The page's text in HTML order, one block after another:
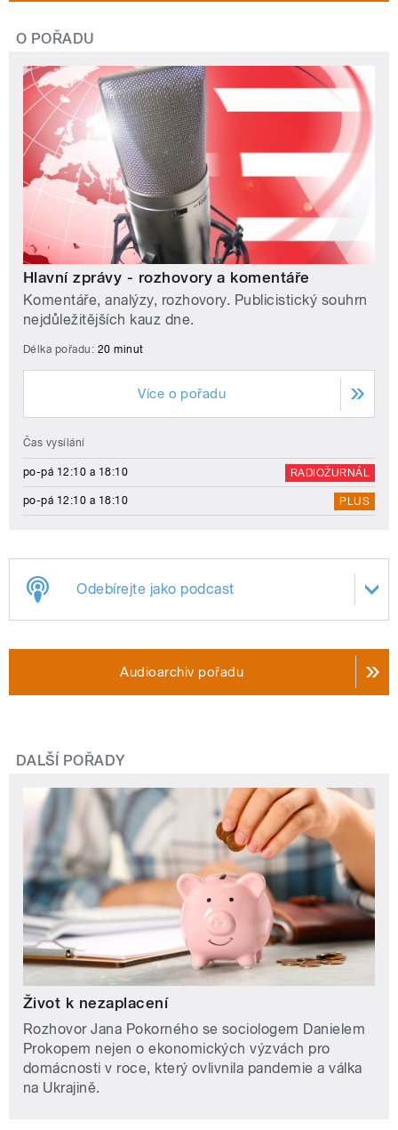
O POŘADU
Hlavní zprávy - rozhovory a komentáře
Komentáře, analýzy, rozhovory. Publicistický souhrn
nejdůležitějších kauz dne.
Délka pořadu: 20 minut
Více o pořadu
Čas vysílání
po-pá 12:10 a 18:10 RADIOŽURNÁL
po-pá 12:10 a 18:10 PLUS
Odebírejte jako podcast
Audioarchiv pořadu
DALŠÍ POŘADY
Život k nezaplacení
Rozhovor Jana Pokorného se sociologem Danielem
Prokopem nejen o ekonomických výzvách pro
domácnosti v roce, který ovlivnila pandemie a válka
na Ukrajině.